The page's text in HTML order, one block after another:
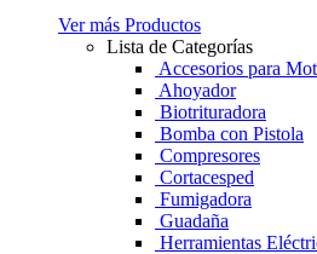
Ver más Productos
Lista de Categorías
Accesorios para
Ahoyador
Biotrituradora
Bomba con Pistola
Compresores
Cortacesped
Fumigadora
Guadaña
Herramientas